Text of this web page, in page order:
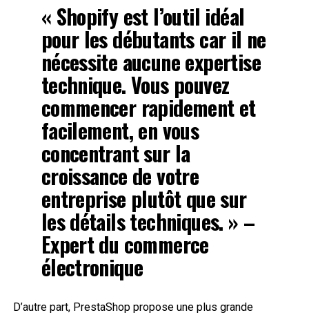
« Shopify est l’outil idéal
pour les débutants car il ne
nécessite aucune expertise
technique. Vous pouvez
commencer rapidement et
facilement, en vous
concentrant sur la
croissance de votre
entreprise plutôt que sur
les détails techniques. » –
Expert du commerce
électronique
D’autre part, PrestaShop propose une plus grande